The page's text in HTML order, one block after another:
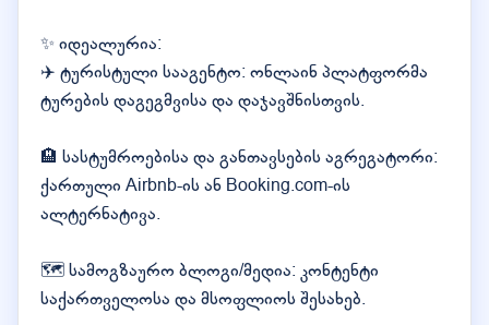
✨ იდეალურია:
✈️ ტურისტული სააგენტო: ონლაინ პლატფორმა
ტურების დაგეგმვისა და დაჯავშნისთვის.
🏨 სასტუმროებისა და განთავსების აგრეგატორი:
ქართული Airbnb-ის ან Booking.com-ის
ალტერნატივა.
🗺️ სამოგზაურო ბლოგი/მედია: კონტენტი
საქართველოსა და მსოფლიოს შესახებ.